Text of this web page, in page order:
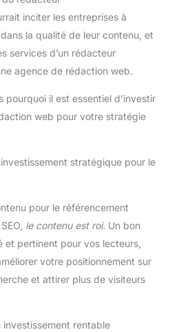
inciter les entreprises à
la qualité de leur contenu, et
services d’un rédacteur
agence de rédaction web.
pourquoi il est essentiel d’investir
web pour votre stratégie
stratégique pour le
pour le référencement
le contenu est roi. Un bon
et pertinent pour vos lecteurs,
votre positionnement sur
et attirer plus de visiteurs
investissement rentable